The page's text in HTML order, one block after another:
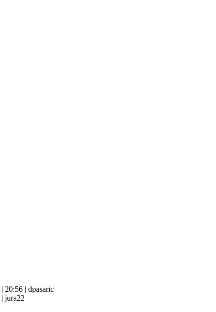
| 20:56 | dpasaric
| jura22